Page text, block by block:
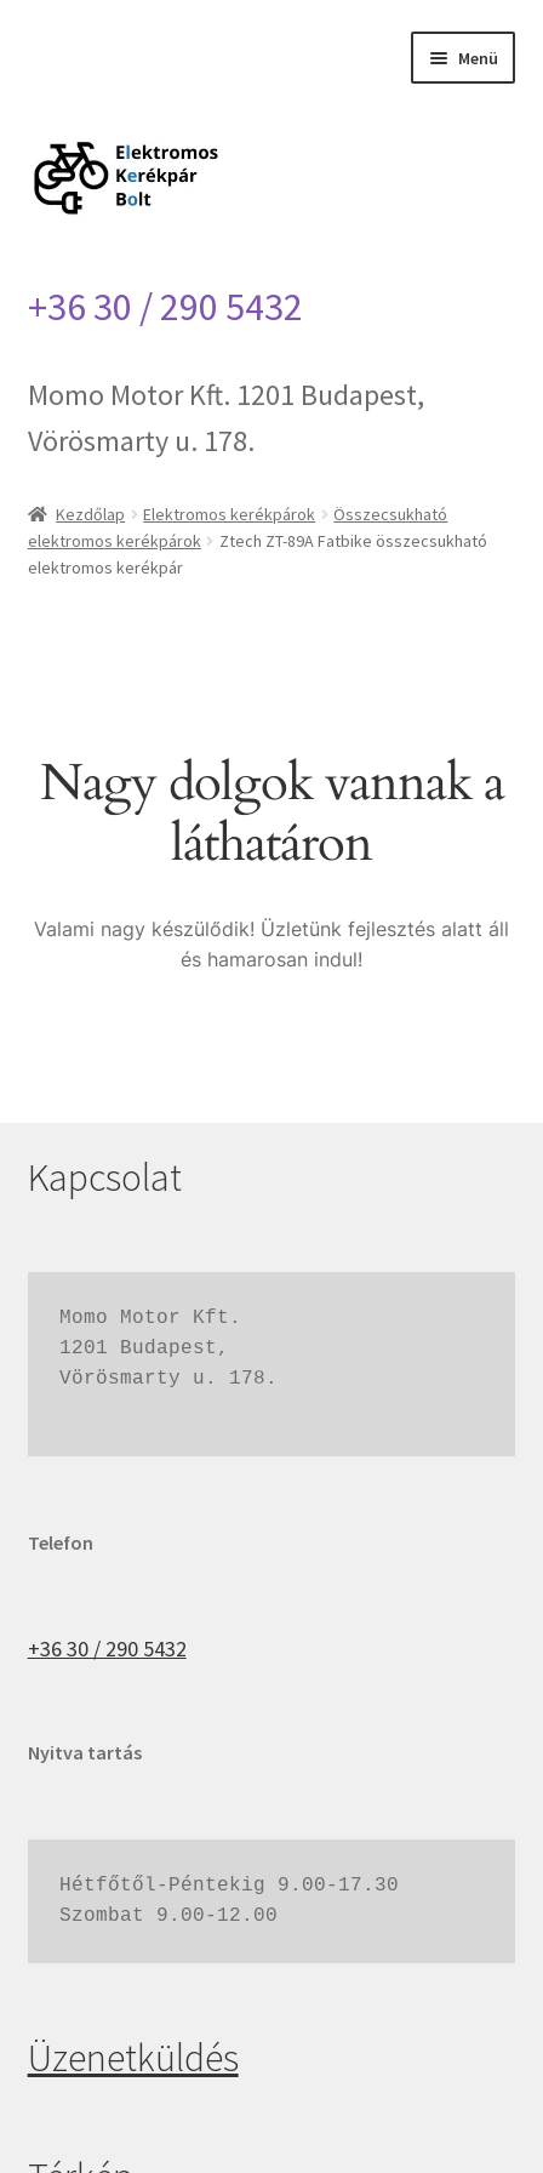
Menü
Blog
Impresszum
Ztech garancia
+36 30 / 290 5432
Momo Motor Kft. 1201 Budapest,
Vörösmarty u. 178.
Kezdőlap Elektromos kerékpárok
Összecsukható
elektromos kerékpárok
Ztech ZT-89A Fatbike összecsukható
elektromos kerékpár
Nagy dolgok vannak a
láthatáron
Valami nagy készülődik! Üzletünk fejlesztés alatt áll
és hamarosan indul!
Kapcsolat
Momo Motor Kft.
1201 Budapest,
Vörösmarty u. 178.
Telefon
+36 30 / 290 5432
Nyitva tartás
Hétfőtől-Péntekig 9.00-17.30
Szombat 9.00-12.00
Üzenetküldés